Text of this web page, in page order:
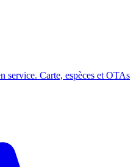
service. Carte, espèces et OTAs